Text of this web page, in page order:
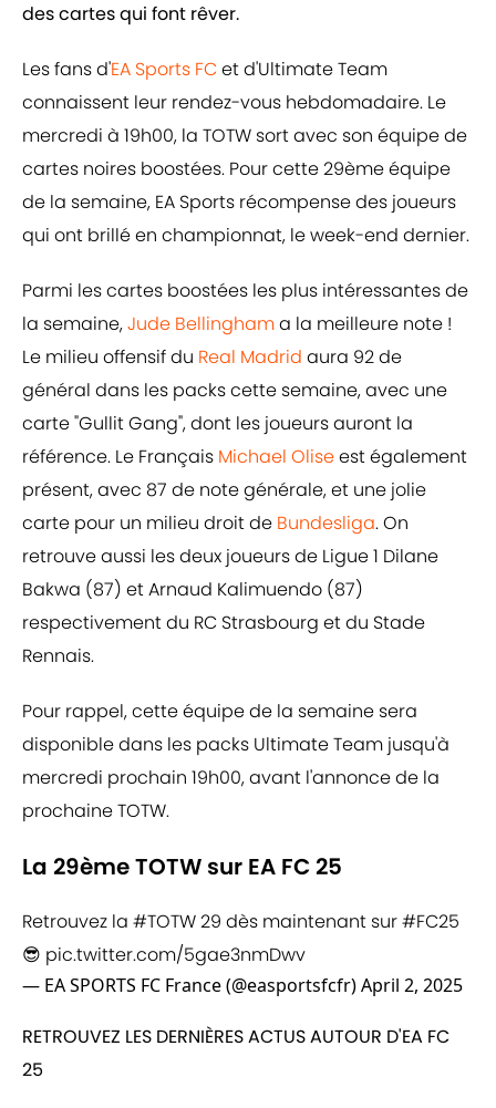
des cartes qui font rêver.
Les fans d'EA Sports FCet d'Ultimate Team
connaissent leur rendez-vous hebdomadaire. Le
mercredi à 19h00, la TOTW sort avec son équipe de
cartes noires boostées. Pour cette 29ème équipe
de la semaine, EA Sports récompense des joueurs
qui ont brillé en championnat, le week-end dernier.
Parmi les cartes boostées les plus intéressantes de
la semaine,Jude Bellinghama la meilleure note !
Le milieu offensif du Real Madrid aura 92 de
général dans les packs cette semaine, avec une
carte "Gullit Gang", dont les joueurs auront la
référence. Le Français Michael Oliseest également
présent, avec 87 de note générale, et une jolie
carte pour un milieu droit de Bundesliga. On
retrouve aussi les deux joueurs de Ligue 1 Dilane
Bakwa (87) et Arnaud Kalimuendo (87)
respectivement du RC Strasbourg et du Stade
Rennais.
Pour rappel, cette équipe de la semaine sera
disponible dans les packs Ultimate Team jusqu'à
mercredi prochain 19h00, avant l'annonce de la
prochaine TOTW.
La 29ème TOTW sur EA FC 25
Retrouvez la #TOTW29 dès maintenant sur#FC25
😎 pic.twitter.com/5gae3nmDwv
— EA SPORTS FC France (@easportsfcfr)April 2, 2025
RETROUVEZ LES DERNIÈRES ACTUS AUTOUR D'EA FC
25